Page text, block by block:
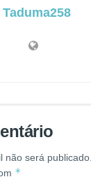
Taduma258
não será publicado.
*